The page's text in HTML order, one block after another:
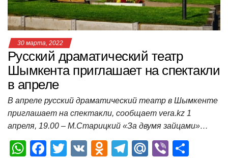
ki
ь
30 марта, 2022
Русский драматический театр
Шымкента приглашает на спектакли
в апреле
В апреле русский драматический театр в Шымкенте
приглашает на спектакли, сообщает vera.kz 1
апреля, 19.00 – М.Старицкий «За двумя зайцами»…
W F
T
V
O
T
M Vi